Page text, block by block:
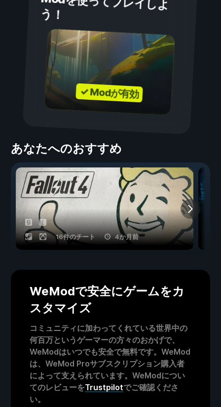
う！
✓ Modが有効
あなたへのおすすめ
16件のチート 4か月前
WeModで安全にゲームをカ
スタマイズ
コミュニティに加わってくれている世界中の
何百万というゲーマーの方々のおかげで、
WeModはいつでも安全で無料です。WeMod
は、WeMod Proサブスクリプション購入者
によって支えられています。WeModについ
てのレビューをTrustpilotでご確認くださ
い。